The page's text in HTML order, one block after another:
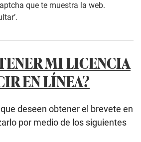
que te muestra la web.
MI LICENCIA
EN LÍNEA?
deseen obtener el brevete en
por medio de los siguientes